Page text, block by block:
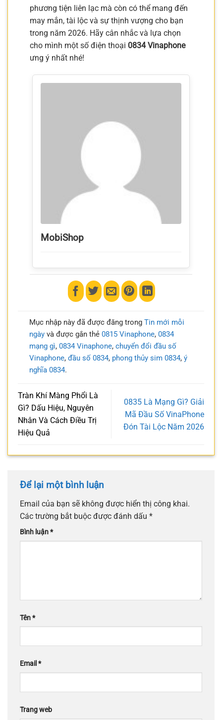
phương tiện liên lạc mà còn có thể mang đến
may mắn, tài lộc và sự thịnh vượng cho bạn
trong năm 2026. Hãy cân nhắc và lựa chọn
cho mình một số điện thoại 0834 Vinaphone
ưng ý nhất nhé!
MobiShop
Mục nhập này đã được đăng trong Tin mới mỗi
ngàyvà được gắn thẻ 0815 Vinaphone, 0834
mạng gì, 0834 Vinaphone, chuyển đổi đầu số
Vinaphone, đầu số 0834, phong thủy sim 0834, ý
nghĩa 0834.
Tràn Khí Màng Phổi Là
Gì? Dấu Hiệu, Nguyên
Nhân Và Cách Điều Trị
Hiệu Quả
0835 Là Mạng Gì? Giải
Mã Đầu Số VinaPhone
Đón Tài Lộc Năm 2026
Để lại một bình luận
Email của bạn sẽ không được hiển thị công khai.
Các trường bắt buộc được đánh dấu *
Bình luận*
Tên*
Email*
Trang web